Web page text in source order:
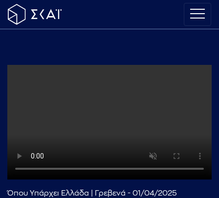
Όπου Υπάρχει Ελλάδα | Γρεβενά - 01/04/2025